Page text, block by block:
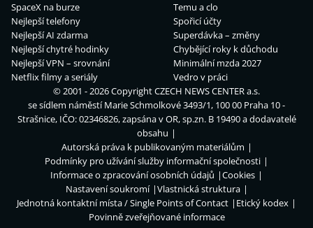
SpaceX na burze
Nejlepší telefony
Nejlepší AI zdarma
Nejlepší chytré hodinky
Nejlepší VPN – srovnání
Netflix filmy a seriály
Temu a clo
Spořicí účty
Superdávka – změny
Chybějící roky k důchodu
Minimální mzda 2027
Vedro v práci
© 2001 - 2026 CopyrightCZECH NEWS CENTER a.s.
se sídlem náměstí Marie Schmolkové 3493/1, 100 00 Praha 10 -
Strašnice, IČO: 02346826, zapsána v OR, sp.zn. B 19490 a dodavatelé
obsahu
Autorská práva k publikovaným materiálům
Podmínky pro užívání služby informační společnosti
Informace o zpracování osobních údajů
Cookies
Nastavení soukromí
Vlastnická struktura
Jednotná kontaktní místa / Single Points of Contact
Etický kodex
Povinně zveřejňované informace